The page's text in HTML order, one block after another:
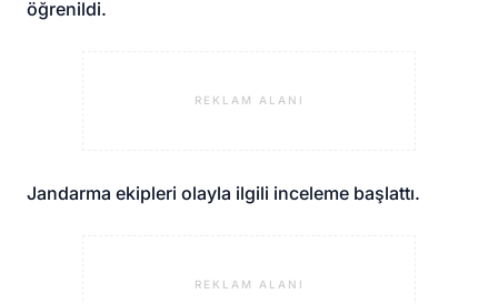
öğrenildi.
REKLAM ALANI
Jandarma ekipleri olayla ilgili inceleme başlattı.
REKLAM ALANI